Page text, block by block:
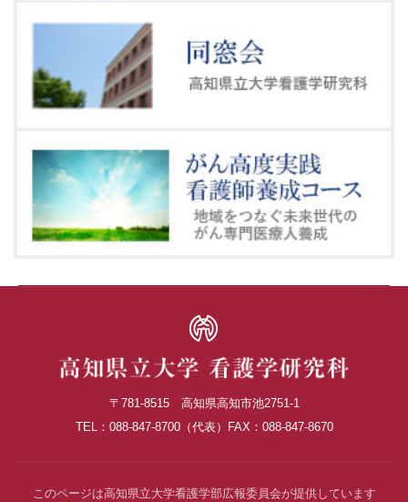
〒781-8515 高知県高知市池2751-1
TEL：088-847-8700（代表）
FAX：088-847-8670
このページは高知県立大学看護学部広報委員会が提供しています